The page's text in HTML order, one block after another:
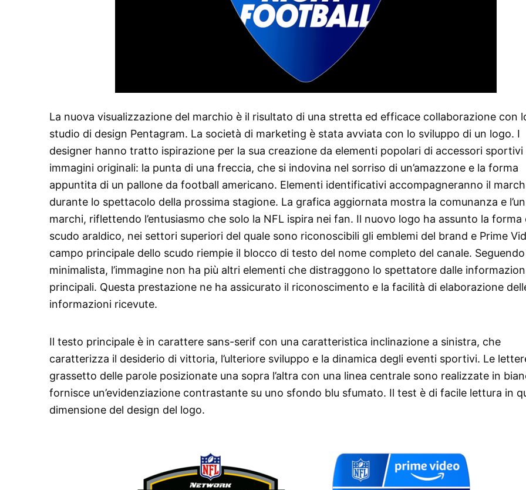
La nuova visualizzazione del marchio è il risultato di una stretta ed efficace collaborazione con
studio di design Pentagram. La società di marketing è stata avviata con lo sviluppo di un logo. I
designer hanno tratto ispirazione per la sua creazione da elementi popolari di accessori sportivi
immagini originali: la punta di una freccia, che si indovina nel sorriso di un’amazzone e la forma
appuntita di un pallone da football americano. Elementi identificativi accompagneranno il
durante lo spettacolo della prossima stagione. La grafica aggiornata mostra la comunanza e
marchi, riflettendo l’entusiasmo che solo la NFL ispira nei fan. Il nuovo logo ha assunto la forma
scudo araldico, nei settori superiori del quale sono riconoscibili gli emblemi del brand e Prime
campo principale dello scudo riempie il blocco di testo del nome completo del canale.
minimalista, l’immagine non ha più altri elementi che distraggono lo spettatore dalle
principali. Questa prestazione ne ha assicurato il riconoscimento e la facilità di elaborazione
informazioni ricevute.
Il testo principale è in carattere sans-serif con una caratteristica inclinazione a sinistra, che
caratterizza il desiderio di vittoria, l’ulteriore sviluppo e la dinamica degli eventi sportivi. Le
grassetto delle parole posizionate una sopra l’altra con una linea centrale sono realizzate in
fornisce un’evidenziazione contrastante su uno sfondo blu sfumato. Il test è di facile lettura in
dimensione del design del logo.